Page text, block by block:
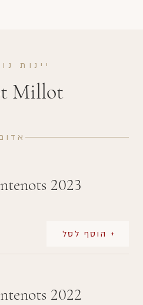
יינות
Millot
2023
+ הוסף לסל
2022